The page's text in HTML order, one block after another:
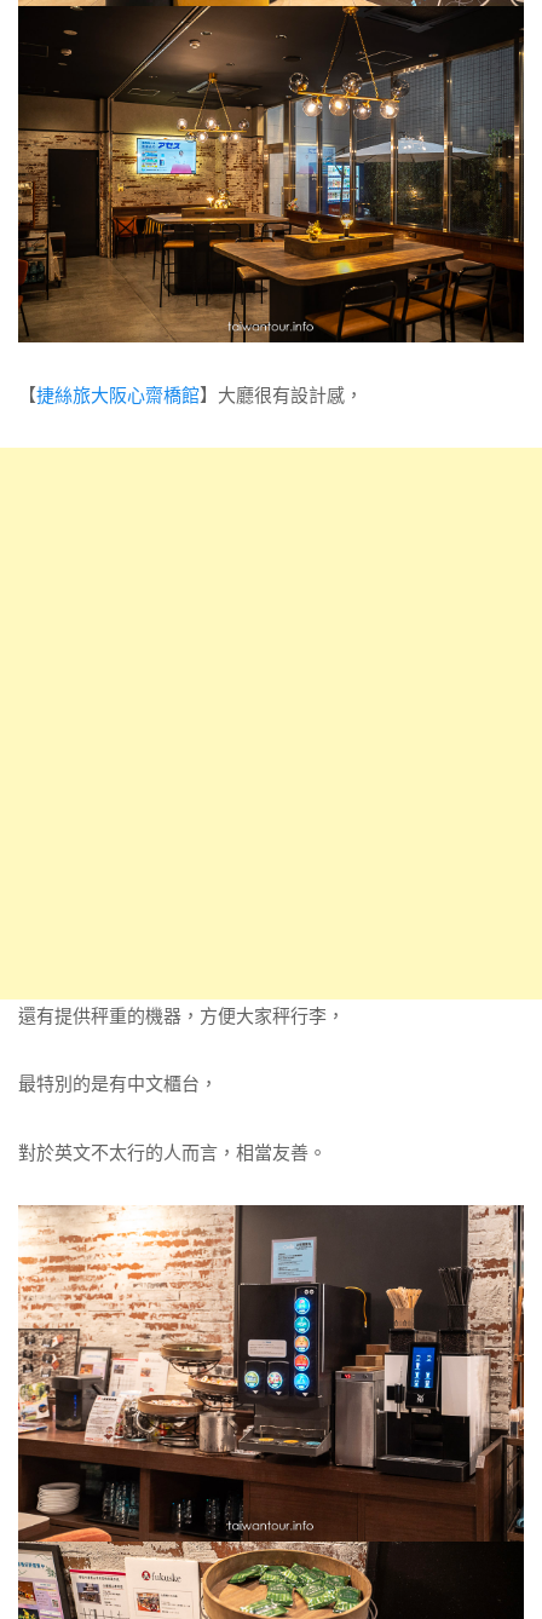
【捷絲旅大阪心齋橋館】大廳很有設計感，
還有提供秤重的機器，方便大家秤行李，
最特別的是有中文櫃台，
對於英文不太行的人而言，相當友善。